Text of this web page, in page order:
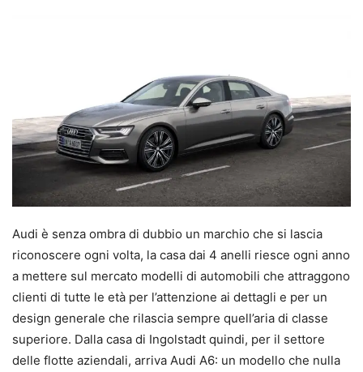
Audi è senza ombra di dubbio un marchio che si lascia
riconoscere ogni volta, la casa dai 4 anelli riesce ogni anno
a mettere sul mercato modelli di automobili che attraggono
clienti di tutte le età per l’attenzione ai dettagli e per un
design generale che rilascia sempre quell’aria di classe
superiore. Dalla casa di Ingolstadt quindi, per il settore
delle flotte aziendali, arriva Audi A6: un modello che nulla